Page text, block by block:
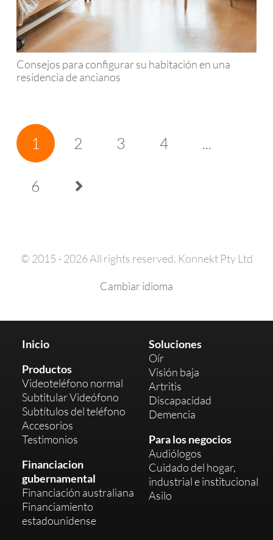
Consejos para configurar su habitación en una
residencia de ancianos
1 2 3 4 ...
6
© 2015 - 2026 All rights reserved. Konnekt Pty Ltd
Cambiar idioma
Inicio
Productos
Videoteléfono normal
Subtitular Videófono
Subtítulos del teléfono
Accesorios
Testimonios
Financiacion
gubernamental
Financiación australiana
Financiamiento
estadounidense
Soluciones
Oír
Visión baja
Artritis
Discapacidad
Demencia
Para los negocios
Audiólogos
Cuidado del hogar,
industrial e institucional
Asilo